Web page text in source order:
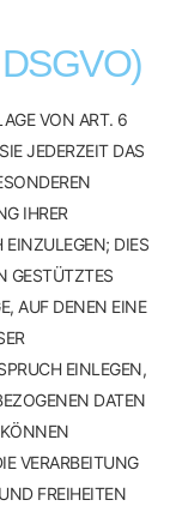
VON ART. 6
JEDERZEIT DAS
IHRER
EINZULEGEN; DIES
GESTÜTZTES
AUF DENEN EINE
EINLEGEN,
DATEN
VERARBEITUNG
FREIHEITEN